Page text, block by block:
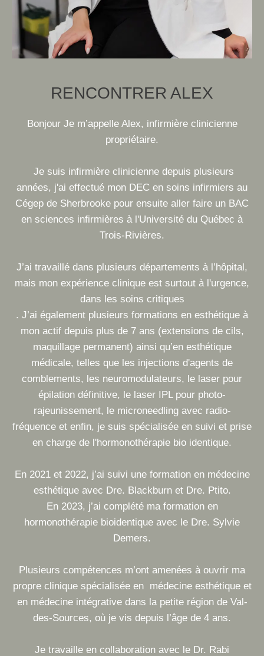
RENCONTRER ALEX
Bonjour Je m’appelle Alex, infirmière clinicienne
propriétaire.
Je suis infirmière clinicienne depuis plusieurs
années, j'ai effectué mon DEC en soins infirmiers au
Cégep de Sherbrooke pour ensuite aller faire un BAC
en sciences infirmières à l'Université du Québec à
Trois-Rivières.
J’ai travaillé dans plusieurs départements à l’hôpital,
mais mon expérience clinique est surtout à l'urgence,
dans les soins critiques
. J’ai également plusieurs formations en esthétique à
mon actif depuis plus de 7 ans (extensions de cils,
maquillage permanent) ainsi qu’en esthétique
médicale, telles que les injections d'agents de
comblements, les neuromodulateurs, le laser pour
épilation définitive, le laser IPL pour photo-
rajeunissement, le microneedling avec radio-
fréquence et enfin, je suis spécialisée en suivi et prise
en charge de l'hormonothérapie bio identique.
En 2021 et 2022, j’ai suivi une formation en médecine
esthétique avec Dre. Blackburn et Dre. Ptito.
En 2023, j’ai complété ma formation en
hormonothérapie bioidentique avec le Dre. Sylvie
Demers.
Plusieurs compétences m’ont amenées à ouvrir ma
propre clinique spécialisée en médecine esthétique et
en médecine intégrative dans la petite région de Val-
des-Sources, où je vis depuis l’âge de 4 ans.
Je travaille en collaboration avec le Dr. Rabi